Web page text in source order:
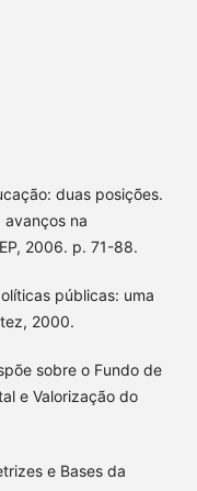
duas posições.
avanços na
2006. p. 71-88.
públicas: uma
2000.
sobre o Fundo de
e Valorização do
e Bases da